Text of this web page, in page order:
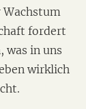
fordert
was in uns
wirklich